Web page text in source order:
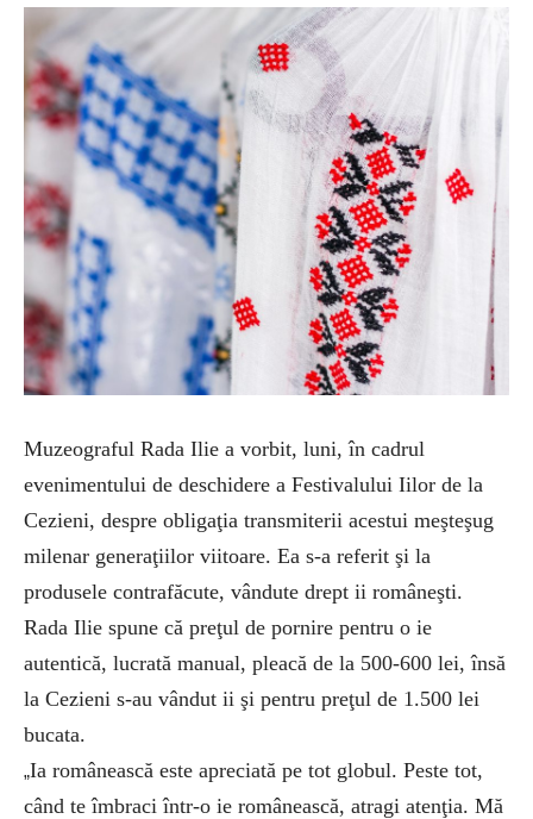
Muzeograful Rada Ilie a vorbit, luni, în cadrul
evenimentului de deschidere a Festivalului Iilor de la
Cezieni, despre obligaţia transmiterii acestui meşteşug
milenar generaţiilor viitoare. Ea s-a referit şi la
produsele contrafăcute, vândute drept ii româneşti.
Rada Ilie spune că preţul de pornire pentru o ie
autentică, lucrată manual, pleacă de la 500-600 lei, însă
la Cezieni s-au vândut ii şi pentru preţul de 1.500 lei
bucata.
„Ia românească este apreciată pe tot globul. Peste tot,
când te îmbraci într-o ie românească, atragi atenţia. Mă